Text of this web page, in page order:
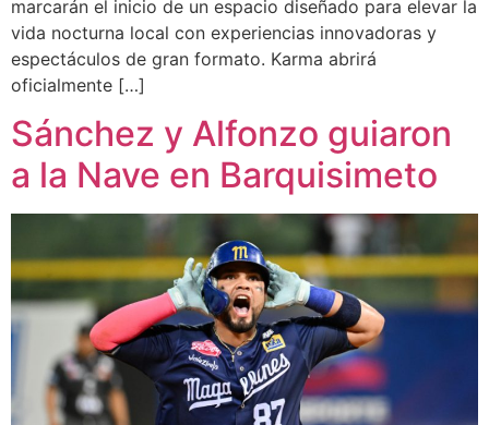
marcarán el inicio de un espacio diseñado para elevar la
vida nocturna local con experiencias innovadoras y
espectáculos de gran formato. Karma abrirá
oficialmente […]
Sánchez y Alfonzo guiaron
a la Nave en Barquisimeto